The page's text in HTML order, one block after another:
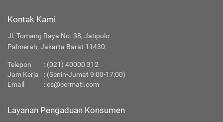
Kontak Kami
Jl. Tomang Raya No. 38, Jatipulo
Palmerah, Jakarta Barat 11430
Telepon : (021) 40000 312
Jam Kerja
: (Senin-Jumat 9:00-17:00)
Email
:cs@cermati.com
Layanan Pengaduan Konsumen